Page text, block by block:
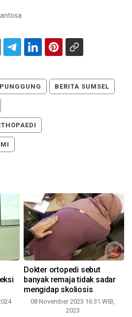
BERITA SUMSEL
Dokter ortopedi sebut
banyak remaja tidak sadar
mengidap skoliosis
08 November 2023 16:31 WIB,
2023